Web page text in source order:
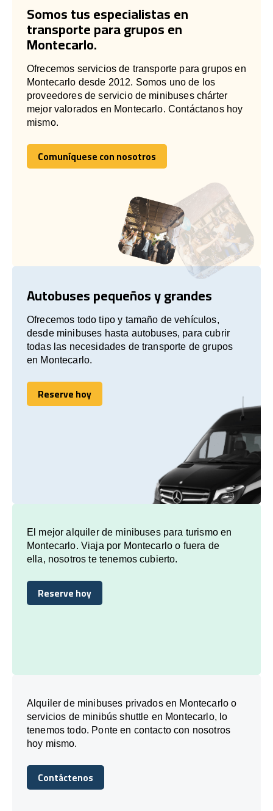
Somos tus especialistas en
transporte para grupos en
Montecarlo.
Ofrecemos servicios de transporte para grupos en
Montecarlo desde 2012. Somos uno de los
proveedores de servicio de minibuses chárter
mejor valorados en Montecarlo. Contáctanos hoy
mismo.
Comuníquese con nosotros
Comuníquese con nosotros
Autobuses pequeños y grandes
Ofrecemos todo tipo y tamaño de vehículos,
desde minibuses hasta autobuses, para cubrir
todas las necesidades de transporte de grupos
en Montecarlo.
Reserve hoy
Reserve hoy
El mejor alquiler de minibuses para turismo en
Montecarlo. Viaja por Montecarlo o fuera de
ella, nosotros te tenemos cubierto.
Reserve hoy
Reserve hoy
Alquiler de minibuses privados en Montecarlo o
servicios de minibús shuttle en Montecarlo, lo
tenemos todo. Ponte en contacto con nosotros
hoy mismo.
Contáctenos
Contáctenos